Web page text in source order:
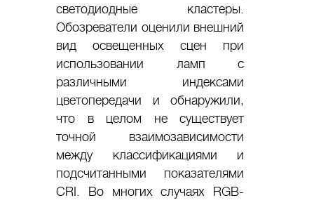
светодиодные кластеры.
Обозреватели оценили внешний
вид освещенных сцен при
использовании ламп с
различными индексами
цветопередачи и обнаружили,
что в целом не существует
точной взаимозависимости
между классификациями и
подсчитанными показателями
CRI. Во многих случаях RGB-